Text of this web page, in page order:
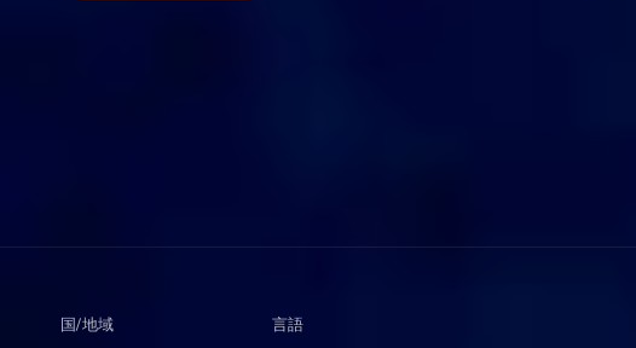
国/地域 言語